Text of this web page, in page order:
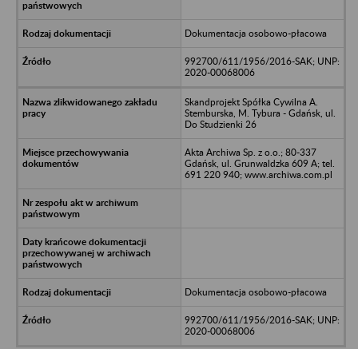
Dokumentacja osobowo-płacowa
992700/611/1956/2016-SAK; UNP:
2020-00068006
Skandprojekt Spółka Cywilna A.
Stemburska, M. Tybura - Gdańsk, ul.
Do Studzienki 26
Akta Archiwa Sp. z o.o.; 80-337
Gdańsk, ul. Grunwaldzka 609 A; tel.
691 220 940; www.archiwa.com.pl
Dokumentacja osobowo-płacowa
992700/611/1956/2016-SAK; UNP:
2020-00068006